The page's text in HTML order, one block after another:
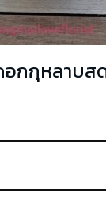
กกุหลาบสด